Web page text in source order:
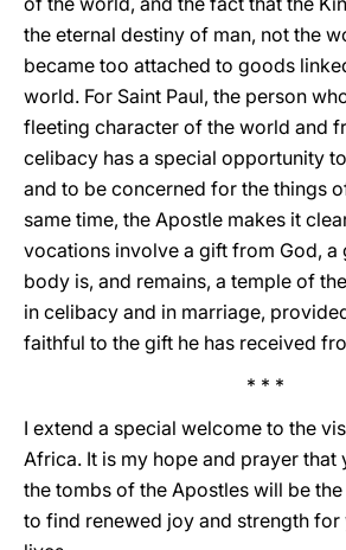
the eternal destiny of man, not the
became too attached to goods
world. For Saint Paul, the person
fleeting character of the world and
celibacy has a special opportunity
and to be concerned for the things
same time, the Apostle makes it
vocations involve a gift from God, a
body is, and remains, a temple of
in celibacy and in marriage,
faithful to the gift he has received
* * *
I extend a special welcome to the
Africa. It is my hope and prayer
the tombs of the Apostles will be
to find renewed joy and strength for